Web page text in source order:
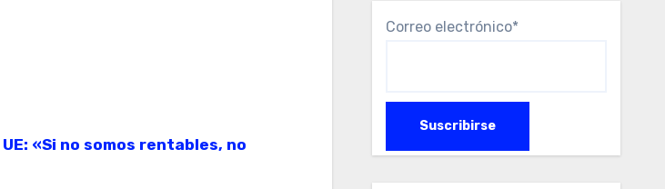
Correo electrónico*